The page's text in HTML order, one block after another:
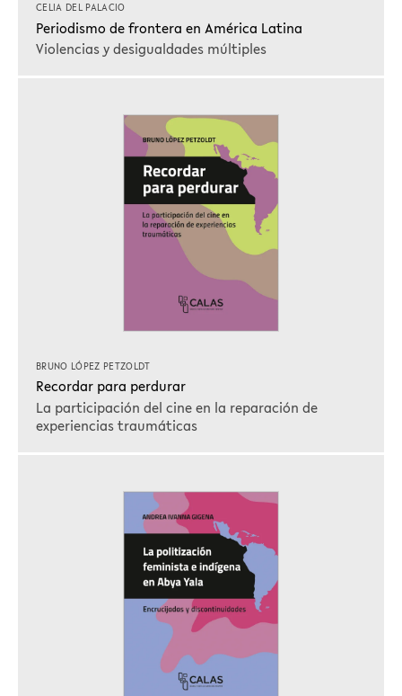
CELIA DEL PALACIO
Periodismo de frontera en América Latina
Violencias y desigualdades múltiples
BRUNO LÓPEZ PETZOLDT
Recordar para perdurar
La participación del cine en la reparación de
experiencias traumáticas